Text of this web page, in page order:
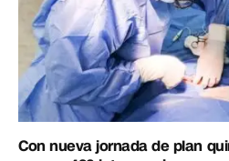
Con nueva jornada de plan